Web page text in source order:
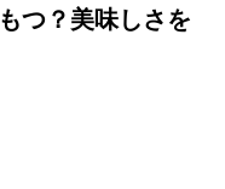
つ？美味しさを